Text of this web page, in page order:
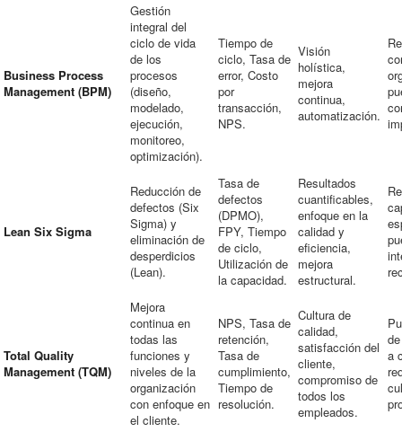
Business Process
Management (BPM)
Gestión
integral del
ciclo de vida
de los
procesos
(diseño,
modelado,
ejecución,
monitoreo,
optimización).
Tiempo de
ciclo, Tasa de
error, Costo
por
transacción,
NPS.
Visión
holística,
mejora
continua,
automatización.
Lean Six Sigma
Reducción de
defectos (Six
Sigma) y
eliminación de
desperdicios
(Lean).
Tasa de
defectos
(DPMO),
FPY, Tiempo
de ciclo,
Utilización de
la capacidad.
Resultados
cuantificables,
enfoque en la
calidad y
eficiencia,
mejora
estructural.
Total Quality
Management (TQM)
Mejora
continua en
todas las
funciones y
niveles de la
organización
con enfoque en
el cliente.
NPS, Tasa de
retención,
Tasa de
cumplimiento,
Tiempo de
resolución.
Cultura de
calidad,
satisfacción del
cliente,
compromiso de
todos los
empleados.
a